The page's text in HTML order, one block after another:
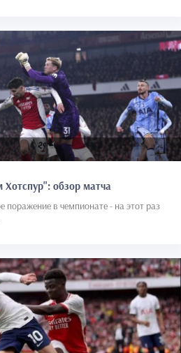
Хотспур": обзор матча
в чемпионате - на этот раз